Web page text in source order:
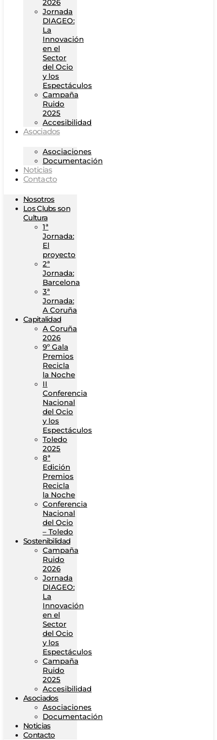
2026
Jornada
DIAGEO:
La
Innovación
en el
Sector
del Ocio
y los
Espectáculos
Campaña
Ruido
2025
Accesibilidad
Asociados
Asociaciones
Documentación
Noticias
Contacto
Nosotros
Los Clubs son
Cultura
1ª
Jornada:
El
proyecto
2ª
Jornada:
Barcelona
3ª
Jornada:
A Coruña
Capitalidad
A Coruña
2026
9º Gala
Premios
Recicla
la Noche
II
Conferencia
Nacional
del Ocio
y los
Espectáculos
Toledo
2025
8ª
Edición
Premios
Recicla
la Noche
Conferencia
Nacional
del Ocio
– Toledo
Sostenibilidad
Campaña
Ruido
2026
Jornada
DIAGEO:
La
Innovación
en el
Sector
del Ocio
y los
Espectáculos
Campaña
Ruido
2025
Accesibilidad
Asociados
Asociaciones
Documentación
Noticias
Contacto